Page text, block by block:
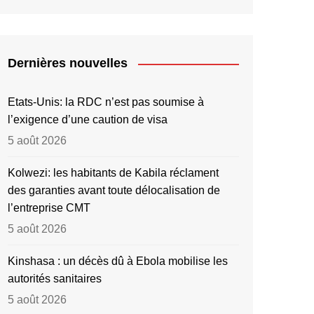
Dernières nouvelles
Etats-Unis: la RDC n’est pas soumise à
l’exigence d’une caution de visa
5 août 2026
Kolwezi: les habitants de Kabila réclament
des garanties avant toute délocalisation de
l’entreprise CMT
5 août 2026
Kinshasa : un décès dû à Ebola mobilise les
autorités sanitaires
5 août 2026